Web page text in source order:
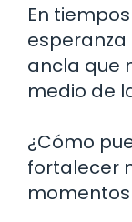
En
esperanza
ancla que
medio de
¿Cómo
fortalecer